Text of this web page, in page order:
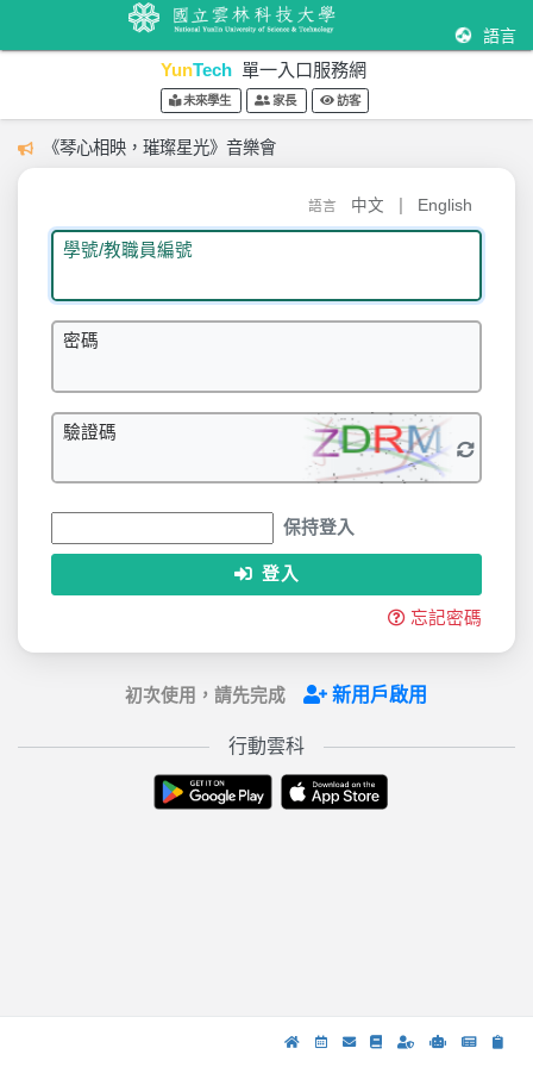
語言
YunTech 單一入口服務網
未來學生 家長 訪客
《琴心相映，璀璨星光》音樂會
語言 中文 English
學號/教職員編號
密碼
驗證碼
保持登入
登入
忘記密碼
初次使用，請先完成 新用戶啟用
行動雲科